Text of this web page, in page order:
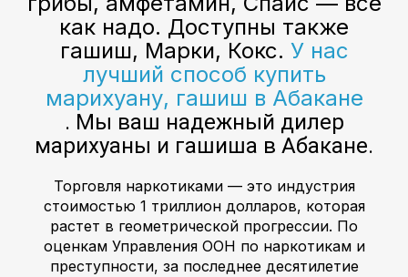
как надо. Доступны также
гашиш, Марки, Кокс. У нас
лучший способ купить
марихуану, гашиш в Абакане
. Мы ваш надежный дилер
марихуаны и гашиша в Абакане.
Торговля наркотиками — это индустрия
стоимостью 1 триллион долларов, которая
растет в геометрической прогрессии. По
оценкам Управления ООН по наркотикам и
преступности, за последнее десятилетие